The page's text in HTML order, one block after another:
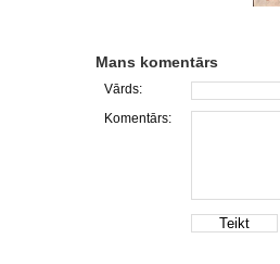
Mans komentārs
Vārds:
Komentārs: